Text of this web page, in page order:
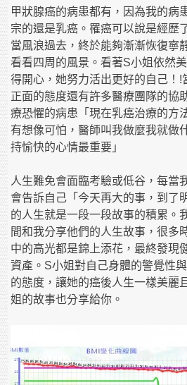
甲狀腺癌的病患都有，因為我的病
宗的還是乳癌。罹癌可以說是經歷
當風浪過去，終於能夠漸漸恢復寧
看看四周的風景。看著S小姐依然
得開心，她努力活出更好的自己！!
正面的態度還有許多醫療團隊的協
療恐懼的病患「現在乳癌治療的方
有想像可怕，醫師叫我做麼我就做
持愉快的心情最重要」
人生難免會面臨考驗或低谷，每當
會告訴自己「今天再大的事，到了
的人生就是一段一段故事的積累。
間和我分享他們的人生故事，很多
中的高光都是錦上添花，最終發現
資產。S小姐對自己身體的警覺性
的態度，讓她的癌後人生一樣美麗
姐的故事也分享給你。